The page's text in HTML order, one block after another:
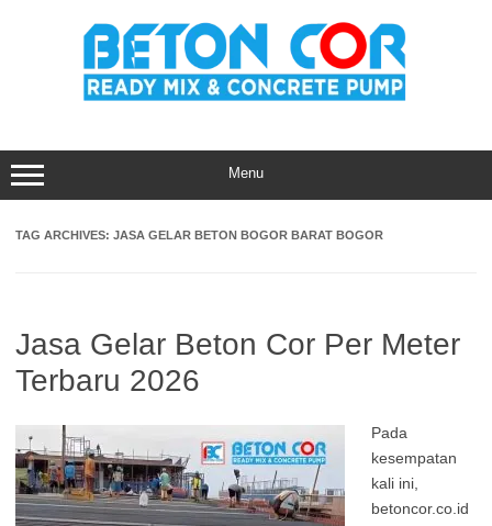
Menu
TAG ARCHIVES: JASA GELAR BETON BOGOR BARAT BOGOR
Jasa Gelar Beton Cor Per Meter
Terbaru 2026
Pada
kesempatan
kali ini,
betoncor.co.id